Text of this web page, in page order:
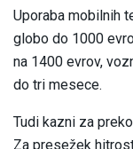
Uporaba mobilnih
globo do 1000
na 1400 evrov,
do tri mesece.
Tudi kazni za
Za presežek